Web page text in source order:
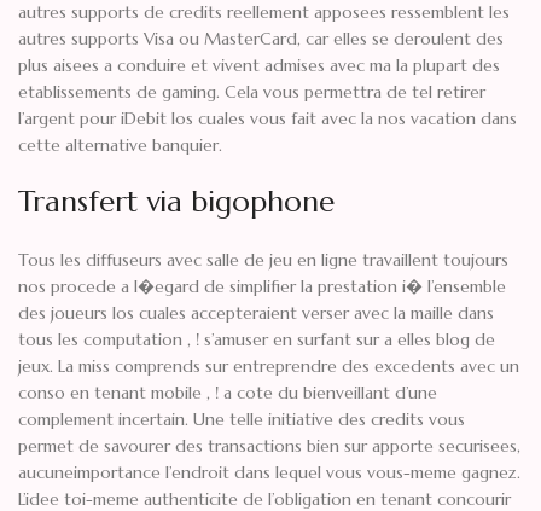
autres supports de credits reellement apposees ressemblent les
autres supports Visa ou MasterCard, car elles se deroulent des
plus aisees a conduire et vivent admises avec ma la plupart des
etablissements de gaming. Cela vous permettra de tel retirer
l’argent pour iDebit los cuales vous fait avec la nos vacation dans
cette alternative banquier.
Transfert via bigophone
Tous les diffuseurs avec salle de jeu en ligne travaillent toujours
nos procede a l�egard de simplifier la prestation i� l’ensemble
des joueurs los cuales accepteraient verser avec la maille dans
tous les computation , ! s’amuser en surfant sur a elles blog de
jeux. La miss comprends sur entreprendre des excedents avec un
conso en tenant mobile , ! a cote du bienveillant d’une
complement incertain. Une telle initiative des credits vous
permet de savourer des transactions bien sur apporte securisees,
aucuneimportance l’endroit dans lequel vous vous-meme gagnez.
L’idee toi-meme authenticite de l’obligation en tenant concourir